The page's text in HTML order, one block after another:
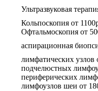
Ультразвуковая
Кольпоскопия от
Офтальмоскопия от
аспирационная
лимфатических узлов
подчелюстных
периферических
лимфоузлов шеи от